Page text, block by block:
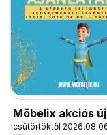
Möbelix akciós
csütörtöktől